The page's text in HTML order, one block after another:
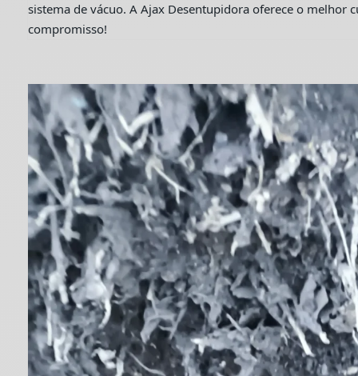
sistema de vácuo. A Ajax Desentupidora oferece o melhor
compromisso!